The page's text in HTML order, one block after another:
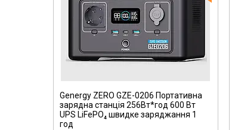
Genergy ZERO GZE-0206 Портативна
зарядна станція 256Вт*год 600 Вт
UPS LiFePO₄ швидке заряджання 1
год
240000198